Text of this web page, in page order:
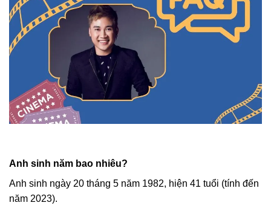
Anh sinh năm bao nhiêu?
Anh sinh ngày 20 tháng 5 năm 1982, hiện 41 tuổi (tính đến
năm 2023).